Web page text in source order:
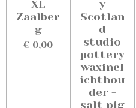
XL
Zaalber
g
€ 0,00
y
Scotlan
d
studio
pottery
waxinel
ichthou
der -
salt pig